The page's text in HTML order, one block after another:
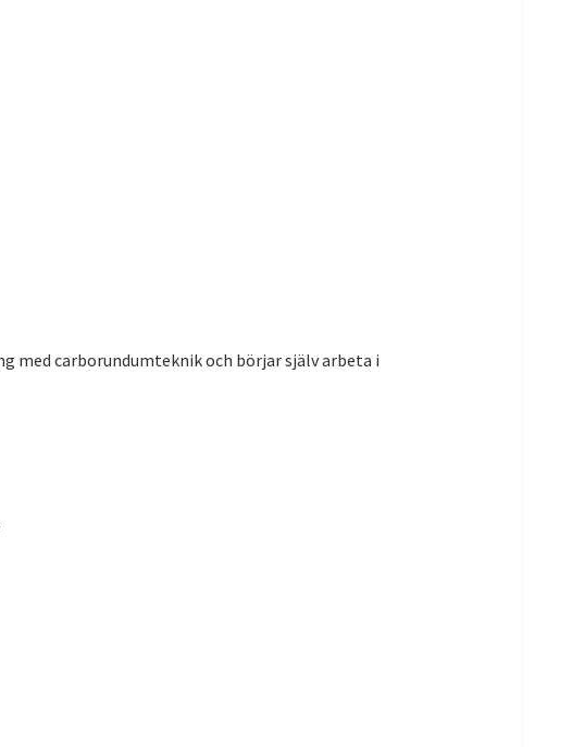
med carborundumteknik och börjar själv arbeta i